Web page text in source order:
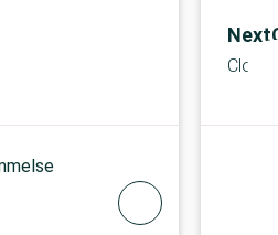
Cloud